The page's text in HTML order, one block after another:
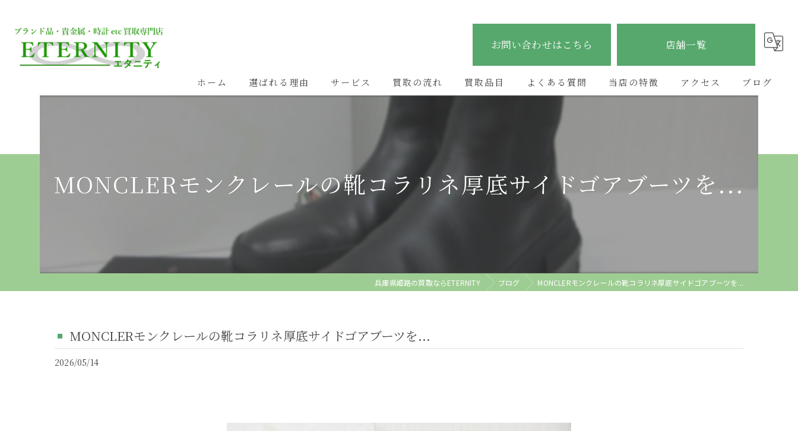
お問い合わせはこちら 店舗一覧
ホーム 選ばれる理由 サービス 買取の流れ 買取品目 よくある質問 当店の特徴
時計
アクセス
ETERNITY加古川店
ブログ
MONCLERモンクレールの靴コラリネ厚底サイドゴアブーツを...
兵庫県姫路の買取ならETERNITY ブログ MONCLERモンクレールの靴コラリネ厚底サイドゴアブーツを...
MONCLERモンクレールの靴コラリネ厚底サイドゴアブーツを...
2026/05/14